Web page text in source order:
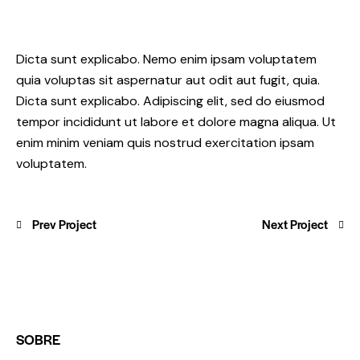
Dicta sunt explicabo. Nemo enim ipsam voluptatem
quia voluptas sit aspernatur aut odit aut fugit, quia.
Dicta sunt explicabo. Adipiscing elit, sed do eiusmod
tempor incididunt ut labore et dolore magna aliqua. Ut
enim minim veniam quis nostrud exercitation ipsam
voluptatem.
Prev Project Next Project
SOBRE